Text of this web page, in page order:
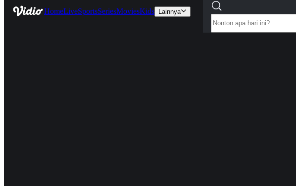
HomeLiveSportsSeriesMoviesKids Lainnya